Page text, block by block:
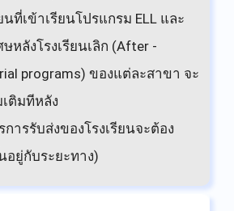
ที่เข้าเรียนโปรแกรม ELL และ
หลังโรงเรียนเลิก (After -
programs) ของแต่ละสาขา จะ
ติมทีหลัง
ารรับส่งของโรงเรียนจะต้อง
อยู่กับระยะทาง)